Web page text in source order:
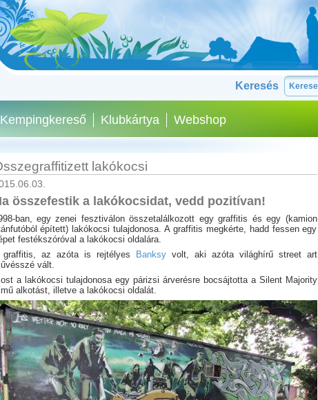
Keresés
Kempingkereső Klubkártya Webshop
lakókocsi
összefestik a lakókocsidat, vedd pozitívan!
ban, egy zenei fesztiválon összetalálkozott egy graffitis és egy (kamion
épített) lakókocsi tulajdonosa. A graffitis megkérte, hadd fessen egy
festékszóróval a lakókocsi oldalára.
graffitis, az azóta is rejtélyes
Banksy volt, aki azóta világhírű street art
vált.
a lakókocsi tulajdonosa egy párizsi árverésre bocsájtotta a Silent Majority
alkotást, illetve a lakókocsi oldalát.